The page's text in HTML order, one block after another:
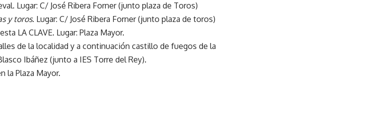
Lugar: C/ José Ribera Forner (junto plaza de Toros)
y toros. Lugar: C/ José Ribera Forner (junto plaza de toros)
LA CLAVE. Lugar: Plaza Mayor.
de la localidad y a continuación castillo de fuegos de la
Ibáñez (junto a IES Torre del Rey).
la Plaza Mayor.